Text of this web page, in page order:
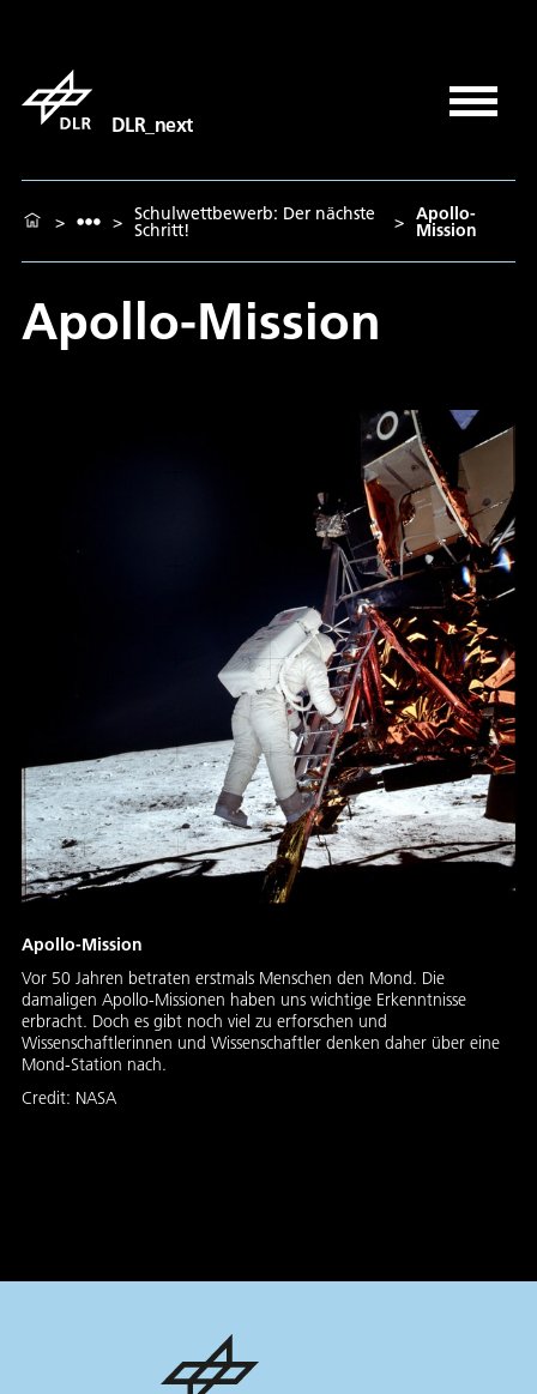
DLR_next
> > Schulwettbewerb: Der nächste
Schritt! > Apollo-
Mission
Apollo-Mission
Apollo-Mission
Vor 50 Jahren betraten erstmals Menschen den Mond. Die
damaligen Apollo-Missionen haben uns wichtige Erkenntnisse
erbracht. Doch es gibt noch viel zu erforschen und
Wissenschaftlerinnen und Wissenschaftler denken daher über eine
Mond-Station nach.
Credit: NASA